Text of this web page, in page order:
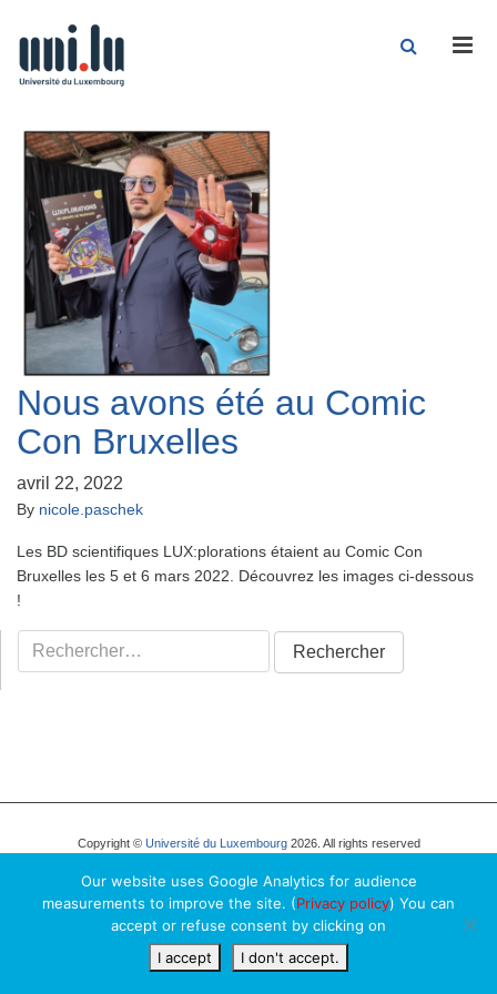
Nous avons été au Comic
Con Bruxelles
avril 22, 2022
By nicole.paschek
Les BD scientifiques LUX:plorations étaient au Comic Con
Bruxelles les 5 et 6 mars 2022. Découvrez les images ci-dessous
!
Rechercher :
Copyright © Université du Luxembourg2026. All rights reserved
Our website uses Google Analytics for audience
measurements to improve the site. (Privacy policy) You can
accept or refuse consent by clicking on
I accept
I don't accept.